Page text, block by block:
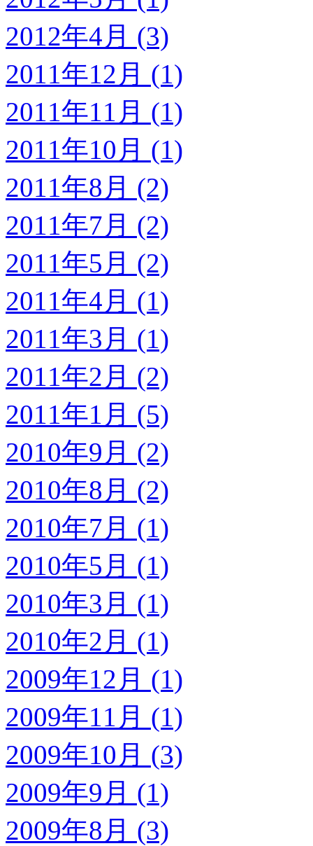
2012年4月 (3)
2011年12月 (1)
2011年11月 (1)
2011年10月 (1)
2011年8月 (2)
2011年7月 (2)
2011年5月 (2)
2011年4月 (1)
2011年3月 (1)
2011年2月 (2)
2011年1月 (5)
2010年9月 (2)
2010年8月 (2)
2010年7月 (1)
2010年5月 (1)
2010年3月 (1)
2010年2月 (1)
2009年12月 (1)
2009年11月 (1)
2009年10月 (3)
2009年9月 (1)
2009年8月 (3)